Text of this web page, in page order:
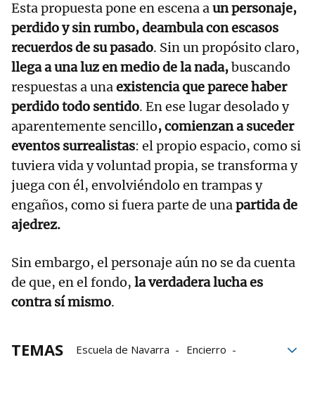
Esta propuesta pone en escena aun personaje,
perdido y sin rumbo, deambula con escasos
recuerdos de su pasado. Sin un propósito claro,
llega a una luz en medio de la nada,buscando
respuestas a unaexistencia que parece haber
perdido todo sentido. En ese lugar desolado y
aparentemente sencillo, comienzan a suceder
eventos surrealistas: el propio espacio, como si
tuviera vida y voluntad propia, se transforma y
juega con él, envolviéndolo en trampas y
engaños, como si fuera parte de unapartida de
ajedrez.
Sin embargo, el personaje aún no se da cuenta
de que, en el fondo, la verdadera lucha es
contra sí mismo.
TEMAS Escuela de Navarra
Encierro